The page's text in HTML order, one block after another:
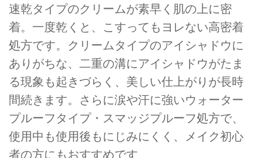
速乾タイプのクリームが素早く肌の上に密
着。一度乾くと、こすってもヨレない高密着
処方です。クリームタイプのアイシャドウに
ありがちな、二重の溝にアイシャドウがたま
る現象も起きづらく、美しい仕上がりが長時
間続きます。さらに涙や汗に強いウォーター
プルーフタイプ・スマッジプルーフ処方で、
使用中も使用後もにじみにくく、メイク初心
者の方にもおすすめです